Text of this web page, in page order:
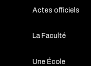
Actes officiels
La Faculté
Une École